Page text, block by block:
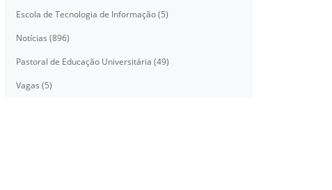
Escola de Tecnologia de Informação (5)
Notícias (896)
Pastoral de Educação Universitária (49)
Vagas (5)